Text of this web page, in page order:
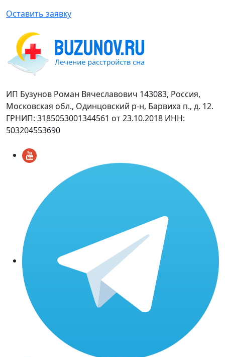
Оставить заявку
ИП Бузунов Роман Вячеславович 143083, Россия,
Московская обл., Одинцовский р-н, Барвиха п., д. 12.
ГРНИП: 3185053001344561 от 23.10.2018 ИНН:
503204553690